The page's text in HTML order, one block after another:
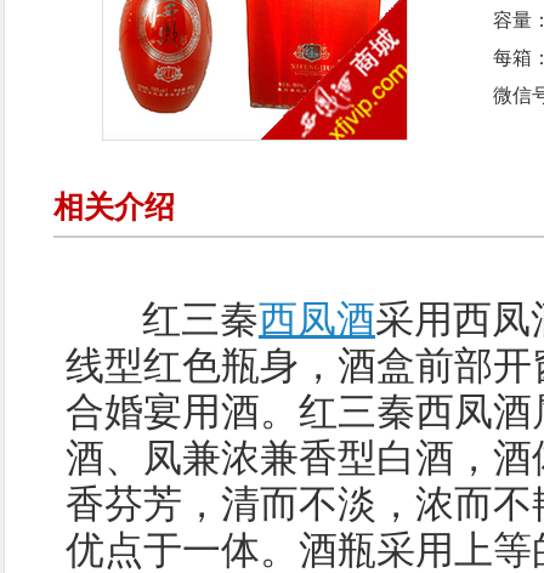
容量
每箱
微信
相关介绍
红三秦西凤酒采用西凤
线型红色瓶身，酒盒前部
合婚宴用酒。红三秦西凤
酒、凤兼浓兼香型白酒，
香芬芳，清而不淡，浓而
优点于一体。酒瓶采用上